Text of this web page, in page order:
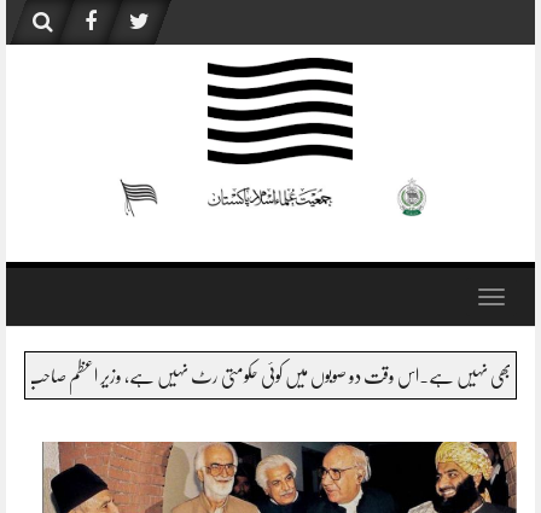
content
Toggle
وہ یہی کہیں گے کہ ان کو علم نہیں ہے،پھر کون فیصلہ کرتا ہے ؟کل